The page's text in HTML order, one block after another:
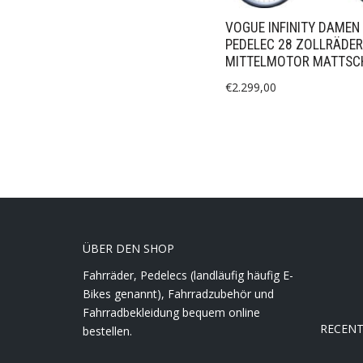
VOGUE INFINITY DAMEN
PEDELEC 28
MITTELMOTOR
€2.299,00
ÜBER DEN SHOP
Fahrräder, Pedelecs (landläufig häufig E-
Bikes genannt), Fahrradzubehör und
Fahrradbekleidung bequem online
bestellen.